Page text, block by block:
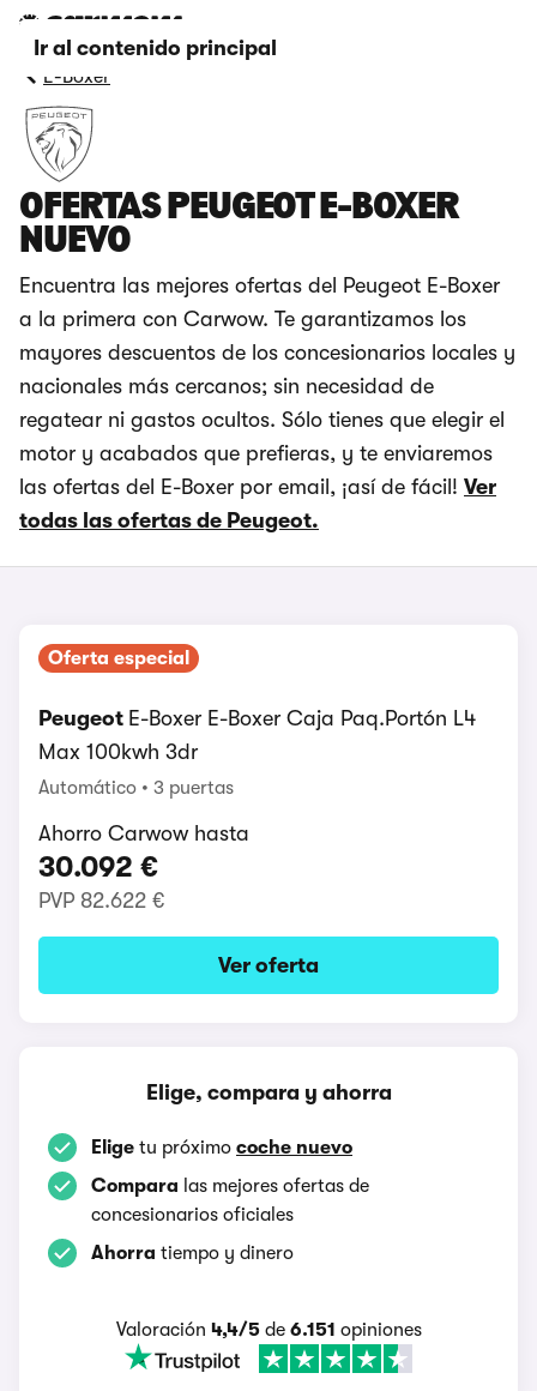
Ir al contenido principal
E-Boxer
OFERTAS PEUGEOT E-BOXER
NUEVO
Encuentra las mejores ofertas del Peugeot E-Boxer
a la primera con Carwow. Te garantizamos los
mayores descuentos de los concesionarios locales y
nacionales más cercanos; sin necesidad de
regatear ni gastos ocultos. Sólo tienes que elegir el
motor y acabados que prefieras, y te enviaremos
las ofertas del E-Boxer por email, ¡así de fácil! Ver
todas las ofertas de Peugeot.
Oferta especial
Peugeot E-Boxer E-Boxer Caja Paq.Portón L4
Max 100kwh 3dr
Automático 3 puertas
Ahorro Carwow hasta
30.092 €
PVP 82.622 €
Ver oferta
Elige, compara y ahorra
Elige tu próximo coche nuevo
Compara las mejores ofertas de
concesionarios oficiales
Ahorra tiempo y dinero
Valoración 4,4/5de 6.151 opiniones